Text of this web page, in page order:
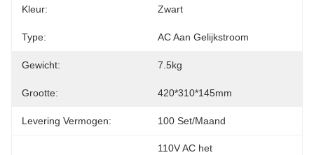
Kleur: Zwart
Type: AC Aan Gelijkstroom
Gewicht: 7.5kg
Grootte: 420*310*145mm
Levering Vermogen: 100 Set/maand
110V AC het